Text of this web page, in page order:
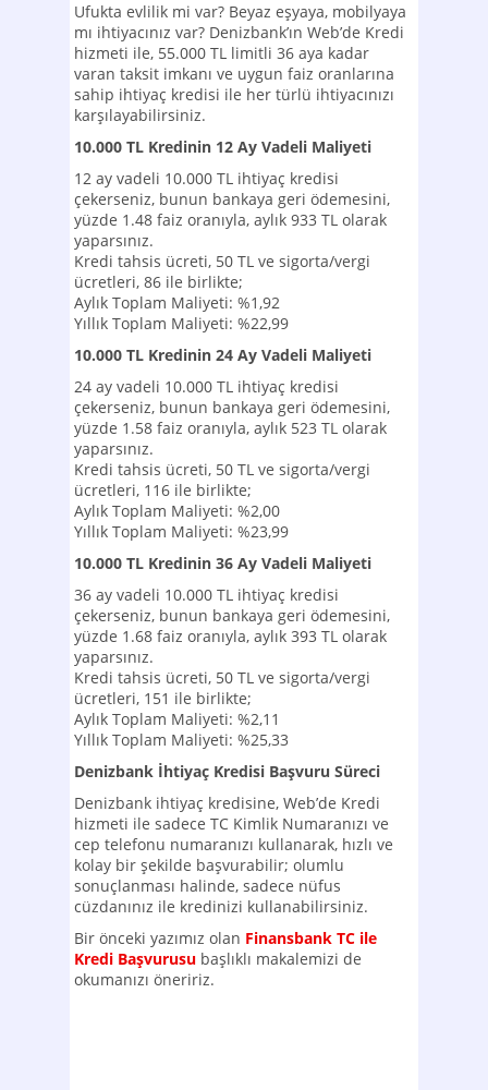
Ufukta evlilik mi var? Beyaz eşyaya, mobilyaya
mı ihtiyacınız var? Denizbank’ın Web’de Kredi
hizmeti ile, 55.000 TL limitli 36 aya kadar
varan taksit imkanı ve uygun faiz oranlarına
sahip ihtiyaç kredisi ile her türlü ihtiyacınızı
karşılayabilirsiniz.
10.000 TL Kredinin 12 Ay Vadeli Maliyeti
12 ay vadeli 10.000 TL ihtiyaç kredisi
çekerseniz, bunun bankaya geri ödemesini,
yüzde 1.48 faiz oranıyla, aylık 933 TL olarak
yaparsınız.
Kredi tahsis ücreti, 50 TL ve sigorta/vergi
ücretleri, 86 ile birlikte;
Aylık Toplam Maliyeti: %1,92
Yıllık Toplam Maliyeti: %22,99
10.000 TL Kredinin 24 Ay Vadeli Maliyeti
24 ay vadeli 10.000 TL ihtiyaç kredisi
çekerseniz, bunun bankaya geri ödemesini,
yüzde 1.58 faiz oranıyla, aylık 523 TL olarak
yaparsınız.
Kredi tahsis ücreti, 50 TL ve sigorta/vergi
ücretleri, 116 ile birlikte;
Aylık Toplam Maliyeti: %2,00
Yıllık Toplam Maliyeti: %23,99
10.000 TL Kredinin 36 Ay Vadeli Maliyeti
36 ay vadeli 10.000 TL ihtiyaç kredisi
çekerseniz, bunun bankaya geri ödemesini,
yüzde 1.68 faiz oranıyla, aylık 393 TL olarak
yaparsınız.
Kredi tahsis ücreti, 50 TL ve sigorta/vergi
ücretleri, 151 ile birlikte;
Aylık Toplam Maliyeti: %2,11
Yıllık Toplam Maliyeti: %25,33
Denizbank İhtiyaç Kredisi Başvuru Süreci
Denizbank ihtiyaç kredisine, Web’de Kredi
hizmeti ile sadece TC Kimlik Numaranızı ve
cep telefonu numaranızı kullanarak, hızlı ve
kolay bir şekilde başvurabilir; olumlu
sonuçlanması halinde, sadece nüfus
cüzdanınız ile kredinizi kullanabilirsiniz.
Bir önceki yazımız olan Finansbank TC ile
Kredi Başvurusu başlıklı makalemizi de
okumanızı öneririz.